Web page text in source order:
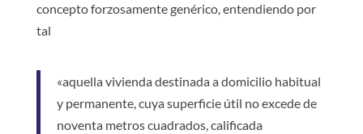
concepto forzosamente genérico, entendiendo por
tal
«aquella vivienda destinada a domicilio habitual
y permanente, cuya superficie útil no excede de
noventa metros cuadrados, calificada